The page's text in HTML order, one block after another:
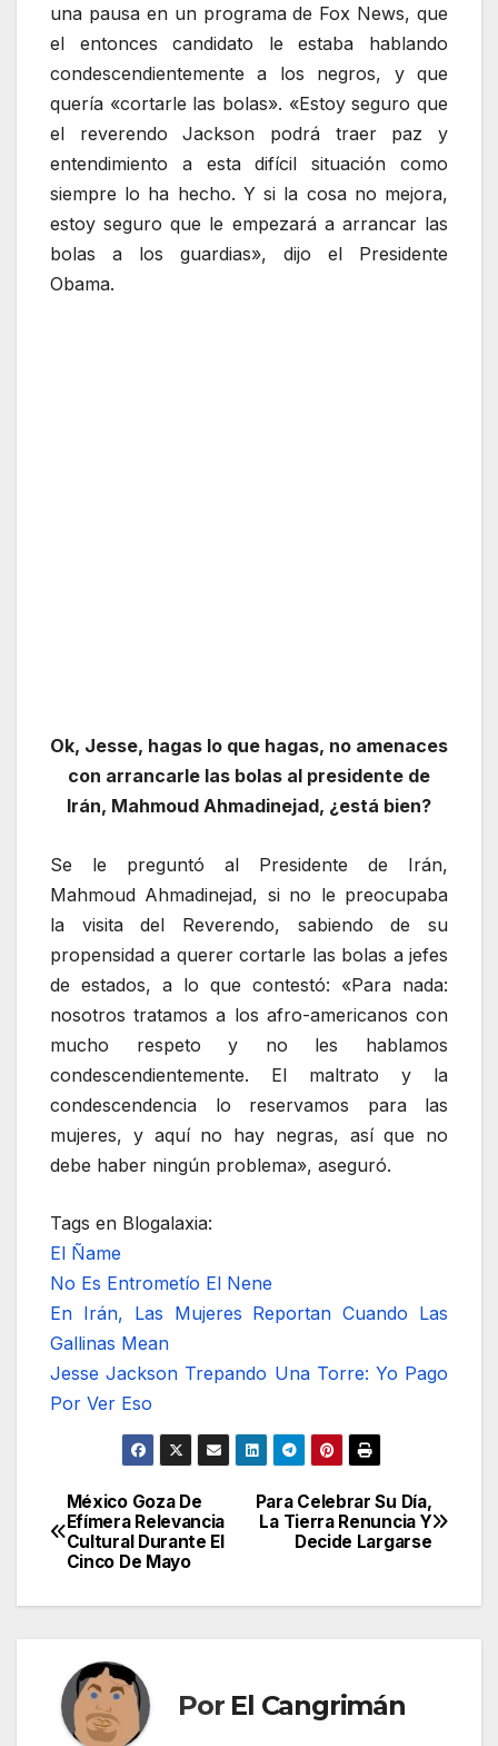
una pausa en un programa de Fox News, que
el entonces candidato le estaba hablando
condescendientemente a los negros, y que
quería «cortarle las bolas». «Estoy seguro que
el reverendo Jackson podrá traer paz y
entendimiento a esta difícil situación como
siempre lo ha hecho. Y si la cosa no mejora,
estoy seguro que le empezará a arrancar las
bolas a los guardias», dijo el Presidente
Obama.
Ok, Jesse, hagas lo que hagas, no amenaces
con arrancarle las bolas al presidente de
Irán, Mahmoud Ahmadinejad, ¿está bien?
Se le preguntó al Presidente de Irán,
Mahmoud Ahmadinejad, si no le preocupaba
la visita del Reverendo, sabiendo de su
propensidad a querer cortarle las bolas a jefes
de estados, a lo que contestó: «Para nada:
nosotros tratamos a los afro-americanos con
mucho respeto y no les hablamos
condescendientemente. El maltrato y la
condescendencia lo reservamos para las
mujeres, y aquí no hay negras, así que no
debe haber ningún problema», aseguró.
Tags en Blogalaxia:
El Ñame
No Es Entrometío El Nene
En Irán, Las Mujeres Reportan Cuando Las
Gallinas Mean
Jesse Jackson Trepando Una Torre: Yo Pago
Por Ver Eso
Navegación
de
entradas
Para Celebrar Su Día,
La Tierra Renuncia Y
Decide Largarse
México Goza De
Efímera Relevancia
Cultural Durante El
Cinco De Mayo
Por El Cangrimán